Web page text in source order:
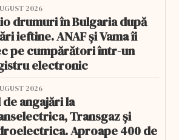
2026
drumuri în Bulgaria după
ieftine. ANAF și Vama îi
pe cumpărători într-un
electronic
2026
de angajări la
Transgaz și
Aproape 400 de